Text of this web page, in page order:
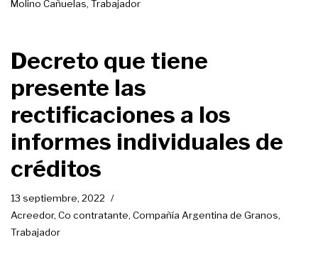
Molino Cañuelas, Trabajador
Decreto que tiene
presente las
rectificaciones a los
informes individuales de
créditos
13 septiembre, 2022
Acreedor, Co contratante, Compañía Argentina de Granos,
Trabajador